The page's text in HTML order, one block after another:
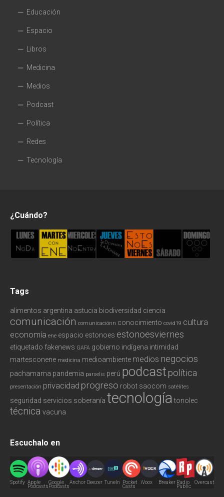
Educación
Espacio
Libros
Medicina
Medios
Podcast
Política
Redes
Tecnología
¿Cuándo?
Tags
alimentos argentina astucia biodiversidad ciencia
comunicación comunicaciónn conocimiento covid19 cultura
economía ene espacio estonoes estonoesviernes
etiquetado fakenews GAFA gobierno indígena intimidad
martesconene medicina medioambiente medios negocios
pachamama pandemia parselis perú podcast política
presentación privacidad progreso robot saocom satélites
seguridad servicios soberanía tecnología tonolec
técnica vacuna
Escuchalo en
Spotify Apple
Podcasts
Google
Podcasts
Anchor Deezer TuneIn Pocket
Casts
iVoox Breaker Radio
Public
Overcast